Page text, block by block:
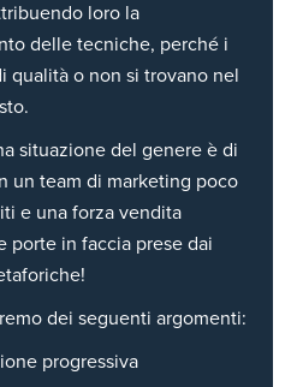
loro la
delle tecniche, perché i
qualità o non si trovano nel
situazione del genere è di
un team di marketing poco
e una forza vendita
porte in faccia prese dai
dei seguenti argomenti:
progressiva